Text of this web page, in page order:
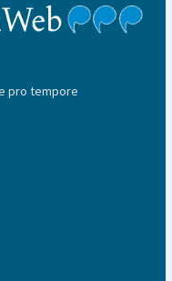
pro tempore